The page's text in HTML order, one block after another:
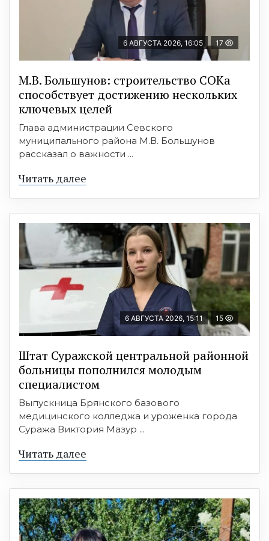
6 АВГУСТА 2026, 16:05 17
М.В. Большунов: строительство СОКа
способствует достижению нескольких
ключевых целей
Глава администрации Севского
муниципального района М.В. Большунов
рассказал о важности ...
Читать далее
6 АВГУСТА 2026, 15:11 15
Штат Суражской центральной районной
больницы пополнился молодым
специалистом
Выпускница Брянского базового
медицинского колледжа и уроженка города
Суража Виктория Мазур ...
Читать далее